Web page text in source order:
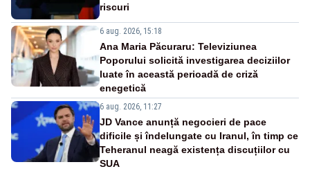
riscuri
6 aug. 2026, 15:18
Ana Maria Păcuraru: Televiziunea
Poporului solicită investigarea deciziilor
luate în această perioadă de criză
enegetică
6 aug. 2026, 11:27
JD Vance anunță negocieri de pace
dificile și îndelungate cu Iranul, în timp ce
Teheranul neagă existența discuțiilor cu
SUA